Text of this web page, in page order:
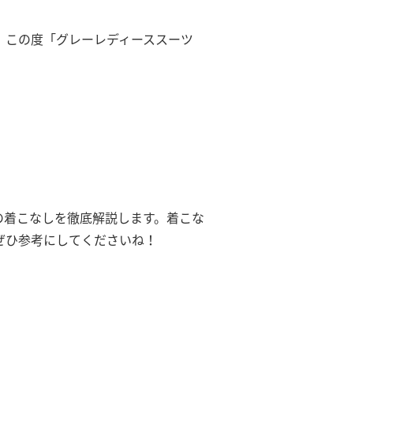
の度「グレーレディーススーツ
こなしを徹底解説します。着こな
参考にしてくださいね！